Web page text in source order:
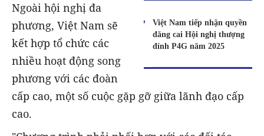
Việt Nam tiếp nhận quyền
đăng cai Hội nghị thượng
đỉnh P4G năm 2025
Ngoài hội nghị đa
phương, Việt Nam sẽ
kết hợp tổ chức các
nhiều hoạt động song
phương với các đoàn
cấp cao, một số cuộc gặp gỡ giữa lãnh đạo cấp
cao.